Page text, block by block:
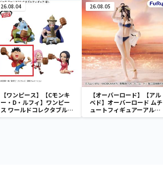
ア-UTA COLLECTION-
26.08.04
【ワンピース】【Cモンキ
ー・D・ルフィ】ワンピー
ス ワールドコレクタブルフ
ィギュア-宴1-
26.08.05
【オーバーロード】【アル
ベド】オーバーロード ムチ
ュートフィギュアーアルベ
ド・aqua ver.ー